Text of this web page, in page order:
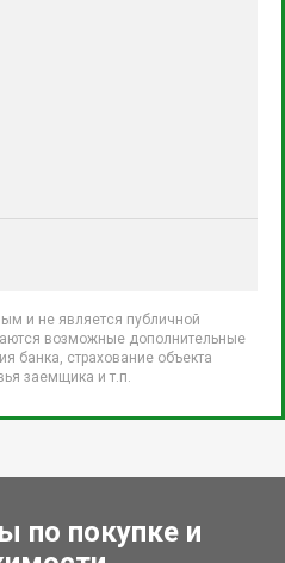
и не является публичной
возможные дополнительные
банка, страхование объекта
заемщика и т.п.
по покупке и